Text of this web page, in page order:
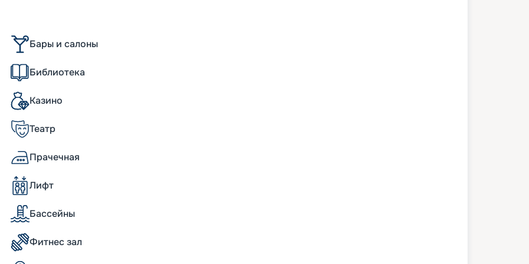
Его изюминка – трехуровневый
водопадом. Другие характеристики:
Также большое количество кают
L’Oleandro и Le Maxim’s, с заказным
плату можно посетить рестораны
отличный кофе и авторские десерты
лайнера
Бары и салоны
Библиотека
Казино
Театр
Прачечная
Лифт
Бассейны
Фитнес зал